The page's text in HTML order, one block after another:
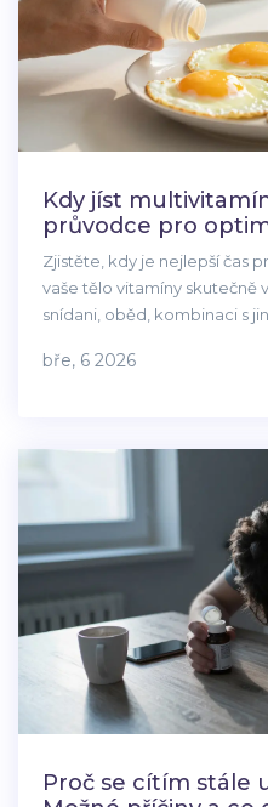
Kdy jíst
průvodce pro
Zjistěte, kdy je nejlepší čas
vaše tělo vitamíny skutečně
snídani, oběd, kombinaci s
bře, 6 2026
Proč se cítím stále